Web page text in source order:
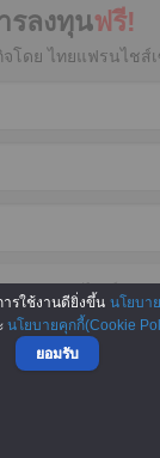
รลงทุนฟรี!
โดย ไทยแฟรนไชส์
ภทแฟรนไชส์
ารใช้งานดียิ่งขึ้น นโยบา
นโยบายคุกกี้(Cookie
ยอมรับ